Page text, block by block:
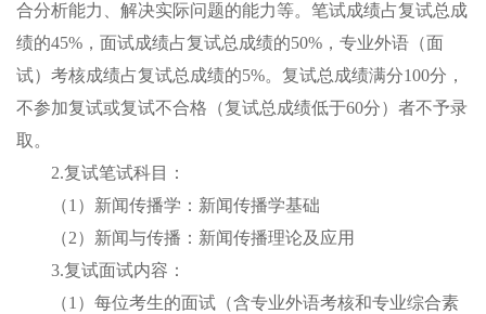
合分析能力、解决实际问题的能力等。笔试成绩占复试总成
绩的45%，面试成绩占复试总成绩的50%， 专业外语 （面
试） 考核成绩占复试总成绩的5%。复试总成绩满分100分 ，
不参加复试或复试不合格（复试总成绩低于60分）者不予录
取。
2.复试笔试科目
：
（1） 新闻传播学：新闻传播学基础
（2） 新闻与传播：新闻传播理论及应用
3.复试面试内容：
（1） 每位考生的面试 （含专业外语考核和专业综合素